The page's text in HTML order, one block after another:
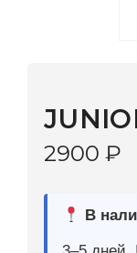
3–5 дней |